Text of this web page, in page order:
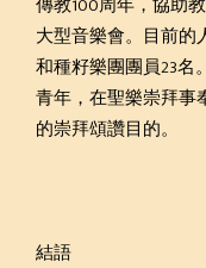
大型音樂會。目前的
和種籽樂團團員23名
青年，在聖樂崇拜事
的崇拜頌讚目的。
結語